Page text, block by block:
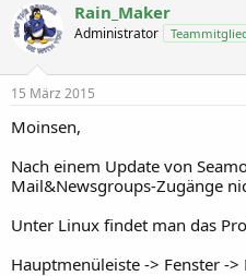
l
l
e
l
l
m
Rain_Maker
Administrator
15 März 2015
Moinsen,
Nach einem Update von
Mail&Newsgroups-Zugänge
Unter Linux findet man das
Hauptmenüleiste -> Fenster -